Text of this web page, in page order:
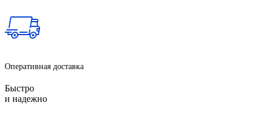
Оперативная доставка
Быстро
и надежно